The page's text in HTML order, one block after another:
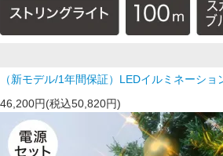
（新モデル/1年間保証）LEDイルミネーシ
46,200円(税込50,820円)